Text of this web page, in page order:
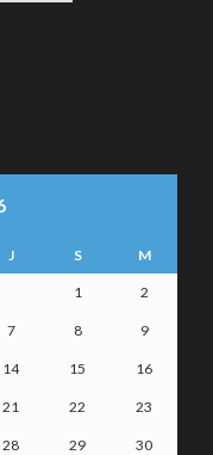
J S M
1 2
7 8 9
14 15 16
21 22 23
28 29 30